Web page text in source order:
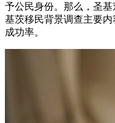
予公民身份。那么，圣
基茨移民背景调查主要
成功率。